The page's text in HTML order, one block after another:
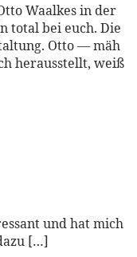
Waalkes in der
total bei euch. Die
Otto — mäh
herausstellt, weiß
und hat mich
[…]